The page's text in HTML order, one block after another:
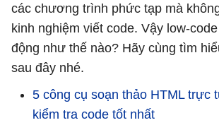
các chương trình phức tạp mà
kinh nghiệm viết code. Vậy low-
động như thế nào? Hãy cùng tìm
sau đây nhé.
5 công cụ soạn thảo HTML trực
kiểm tra code tốt nhất